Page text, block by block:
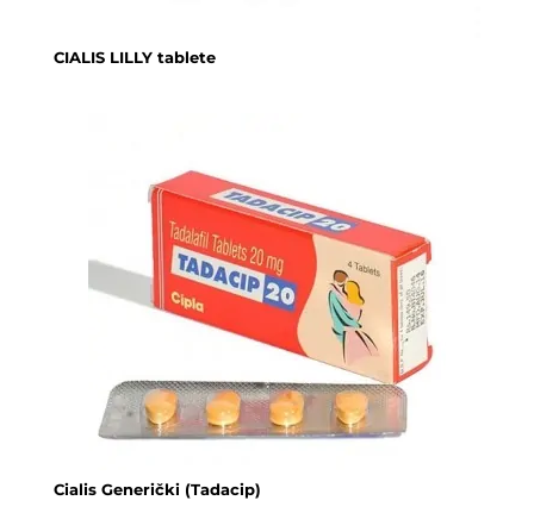
CIALIS LILLY tablete
Cialis Generički (Tadacip)